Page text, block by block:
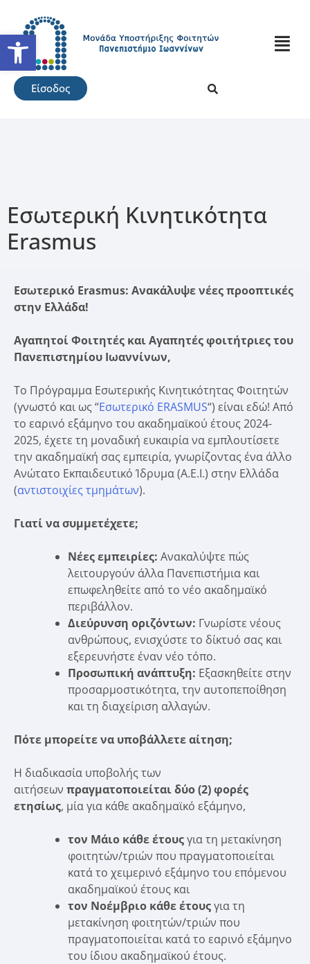
Ανοίξτε τη γραμμή
Είσοδος
Εσωτερική Κινητικότητα
Erasmus
Εσωτερικό Erasmus: Ανακάλυψε νέες προοπτικές
στην Ελλάδα!
Αγαπητοί Φοιτητές και Αγαπητές φοιτήτριες του
Πανεπιστημίου Ιωαννίνων,
Το Πρόγραμμα Εσωτερικής Κινητικότητας Φοιτητών
(γνωστό και ως “Εσωτερικό ERASMUS“) είναι εδώ! Από
το εαρινό εξάμηνο του ακαδημαϊκού έτους 2024-
2025, έχετε τη μοναδική ευκαιρία να εμπλουτίσετε
την ακαδημαϊκή σας εμπειρία, γνωρίζοντας ένα άλλο
Ανώτατο Εκπαιδευτικό Ίδρυμα (Α.Ε.Ι.) στην Ελλάδα
(αντιστοιχίες τμημάτων).
Γιατί να συμμετέχετε;
Νέες εμπειρίες: Ανακαλύψτε πώς
λειτουργούν άλλα Πανεπιστήμια και
επωφεληθείτε από το νέο ακαδημαϊκό
περιβάλλον.
Διεύρυνση οριζόντων: Γνωρίστε νέους
ανθρώπους, ενισχύστε το δίκτυό σας και
εξερευνήστε έναν νέο τόπο.
Προσωπική ανάπτυξη: Εξασκηθείτε στην
προσαρμοστικότητα, την αυτοπεποίθηση
και τη διαχείριση αλλαγών.
Πότε μπορείτε να υποβάλλετε αίτηση;
Η διαδικασία υποβολής των
αιτήσεων πραγματοποιείται δύο (2) φορές
ετησίως, μία για κάθε ακαδημαϊκό εξάμηνο,
τον Μάιο κάθε έτουςγια τη μετακίνηση
φοιτητών/τριών που πραγματοποιείται
κατά το χειμερινό εξάμηνο του επόμενου
ακαδημαϊκού έτους και
τον Νοέμβριο κάθε έτουςγια τη
μετακίνηση φοιτητών/τριών που
πραγματοποιείται κατά το εαρινό εξάμηνο
του ίδιου ακαδημαϊκού έτους.